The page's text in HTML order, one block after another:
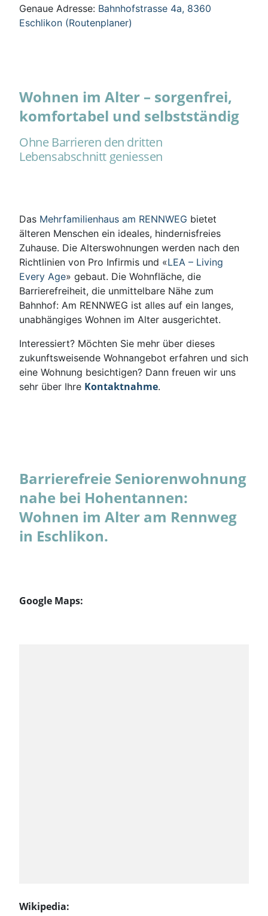
Genaue Adresse: Bahnhofstrasse 4a, 8360
Eschlikon (Routenplaner)
Wohnen im Alter – sorgenfrei,
komfortabel und selbstständig
Ohne Barrieren den dritten
Lebensabschnitt geniessen
Das Mehrfamilienhaus am RENNWEG bietet
älteren Menschen ein ideales, hindernisfreies
Zuhause. Die Alterswohnungen werden nach den
Richtlinien von Pro Infirmis und «LEA – Living
Every Age» gebaut. Die Wohnfläche, die
Barrierefreiheit, die unmittelbare Nähe zum
Bahnhof: Am RENNWEG ist alles auf ein langes,
unabhängiges Wohnen im Alter ausgerichtet.
Interessiert? Möchten Sie mehr über dieses
zukunftsweisende Wohnangebot erfahren und sich
eine Wohnung besichtigen? Dann freuen wir uns
sehr über Ihre Kontaktnahme.
Barrierefreie Seniorenwohnung
nahe bei Hohentannen:
Wohnen im Alter am Rennweg
in Eschlikon.
Google Maps:
Wikipedia: